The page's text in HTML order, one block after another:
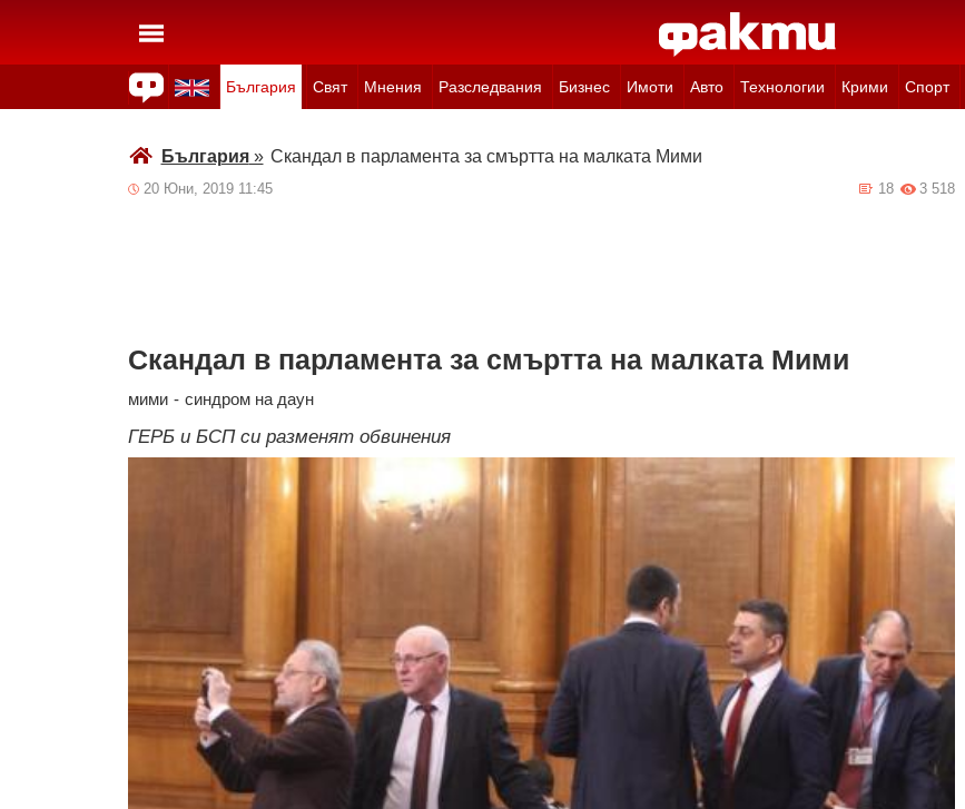
България Свят Мнения Разследвания Бизнес Имоти Авто Технологии Крими Спорт
България» Скандал в парламента за смъртта на малката Мими
20 Юни, 2019 11:45 3 518
18
Скандал в парламента за смъртта на малката Мими
мими - синдром на даун
ГЕРБ и БСП си разменят обвинения